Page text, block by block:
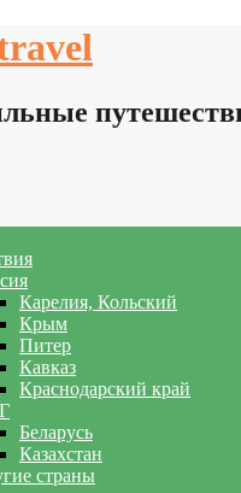
Карелия, Кольский
Крым
Питер
Кавказ
Краснодарский край
Беларусь
Казахстан
страны